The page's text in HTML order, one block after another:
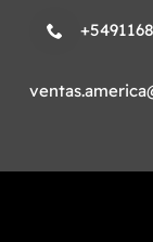
content